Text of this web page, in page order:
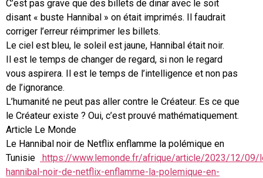
C’est pas grave que des billets de dinar avec le soit
disant « buste Hannibal » on était imprimés. Il faudrait
corriger l’erreur réimprimer les billets.
Le ciel est bleu, le soleil est jaune, Hannibal était noir.
Il est le temps de changer de regard, si non le regard
vous aspirera. Il est le temps de l’intelligence et non pas
de l’ignorance.
L’humanité ne peut pas aller contre le Créateur. Es ce que
le Créateur existe ? Oui, c’est prouvé mathématiquement.
Article Le Monde
Le Hannibal noir de Netflix enflamme la polémique en
Tunisie
https://www.lemonde.fr/afrique/article/2023/12/09/
hannibal-noir-de-netflix-enflamme-la-polemique-en-